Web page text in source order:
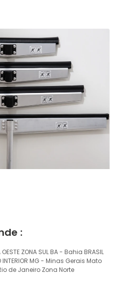
:
ZONA SUL BA - Bahia BRASIL
INTERIOR MG - Minas Gerais Mato
de Janeiro Zona Norte